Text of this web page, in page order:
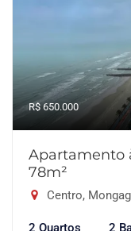
R$ 650.000
Apartamento
78m²
Centro,
2 Quartos 2